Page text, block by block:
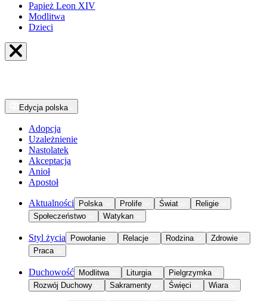
Papież Leon XIV
Modlitwa
Dzieci
Edycja polska
Adopcja
Uzależnienie
Nastolatek
Akceptacja
Anioł
Apostoł
Aktualności Polska Prolife Świat
Religie
Społeczeństwo
Watykan
Styl życia Powołanie Relacje Rodzina
Zdrowie
Praca
Duchowość Modlitwa Liturgia
Pielgrzymka
Rozwój Duchowy
Sakramenty Święci Wiara